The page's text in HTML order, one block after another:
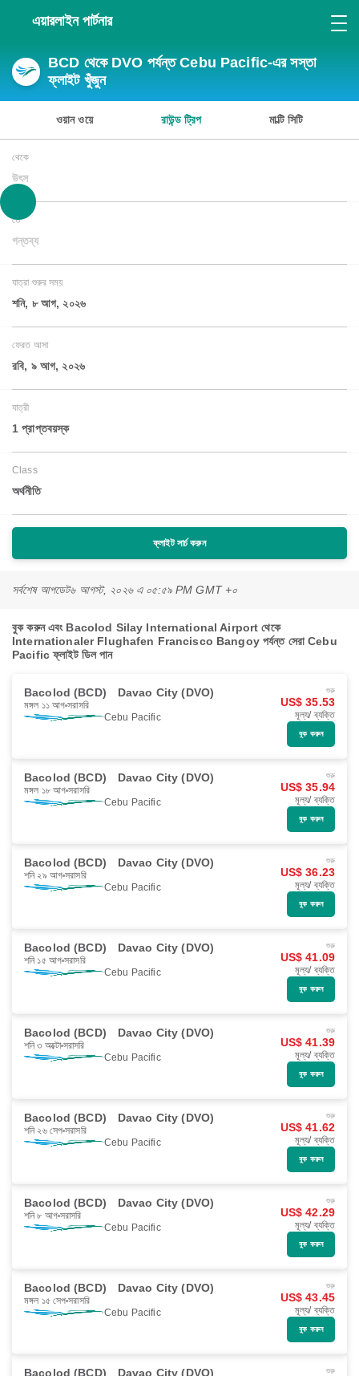
এয়ারলাইন পার্টনার
BCD থেকে DVO পর্যন্ত Cebu Pacific-এর সস্তা
ফ্লাইট খুঁজুন
ওয়ান ওয়ে রাউন্ড ট্রিপ মাল্টি সিটি
থেকে
উৎস
তে
গন্তব্য
যাত্রা শুরুর সময়
শনি, ৮ আগ, ২০২৬
ফেরত আসা
রবি, ৯ আগ, ২০২৬
যাত্রী
1 প্রাপ্তবয়স্ক
Class
অর্থনীতি
ফ্লাইট সার্চ করুন
সর্বশেষ আপডেট৬ আগস্ট, ২০২৬ এ ০৫:৫৯ PM GMT +০
বুক করুন এবং Bacolod Silay International Airport থেকে
Internationaler Flughafen Francisco Bangoy পর্যন্ত সেরা Cebu
Pacific ফ্লাইট ডিল পান
Bacolod (BCD) Davao City (DVO)
মঙ্গল ১১ আগ সরাসরি
Cebu Pacific
শুরু
US$ 35.53
মূল্য/ ব্যক্তি
বুক করুন
Bacolod (BCD) Davao City (DVO)
মঙ্গল ১৮ আগ সরাসরি
Cebu Pacific
শুরু
US$ 35.94
মূল্য/ ব্যক্তি
বুক করুন
Bacolod (BCD) Davao City (DVO)
শনি ২৯ আগ সরাসরি
Cebu Pacific
শুরু
US$ 36.23
মূল্য/ ব্যক্তি
বুক করুন
Bacolod (BCD) Davao City (DVO)
শনি ১৫ আগ সরাসরি
Cebu Pacific
শুরু
US$ 41.09
মূল্য/ ব্যক্তি
বুক করুন
Bacolod (BCD) Davao City (DVO)
শনি ৩ অক্টো সরাসরি
Cebu Pacific
শুরু
US$ 41.39
মূল্য/ ব্যক্তি
বুক করুন
Bacolod (BCD) Davao City (DVO)
শনি ২৬ সেপ সরাসরি
Cebu Pacific
শুরু
US$ 41.62
মূল্য/ ব্যক্তি
বুক করুন
Bacolod (BCD) Davao City (DVO)
শনি ৮ আগ সরাসরি
Cebu Pacific
শুরু
US$ 42.29
মূল্য/ ব্যক্তি
বুক করুন
Bacolod (BCD) Davao City (DVO)
মঙ্গল ১৫ সেপ সরাসরি
Cebu Pacific
শুরু
US$ 43.45
মূল্য/ ব্যক্তি
বুক করুন
Bacolod (BCD) Davao City (DVO) শুরু